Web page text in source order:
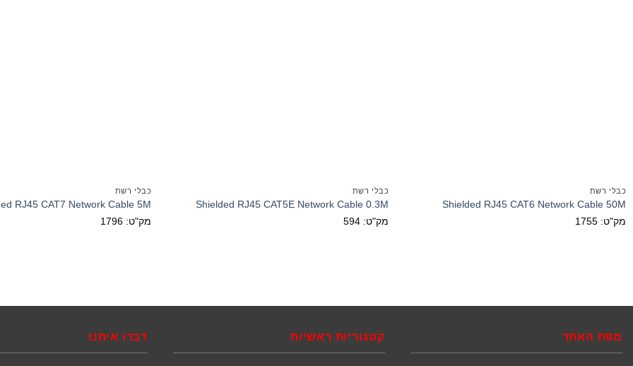
כבלי רשת
Shielded RJ45 CAT6 Network Cable 50M
מק"ט: 1755
כבלי רשת
Shielded RJ45 CAT5E Network Cable 0.3M
מק"ט: 594
כבלי רשת
RJ45 CAT7 Network Cable 5M
מק"ט: 1796
מפת האתר קטגוריות ראשיות דברו איתנו